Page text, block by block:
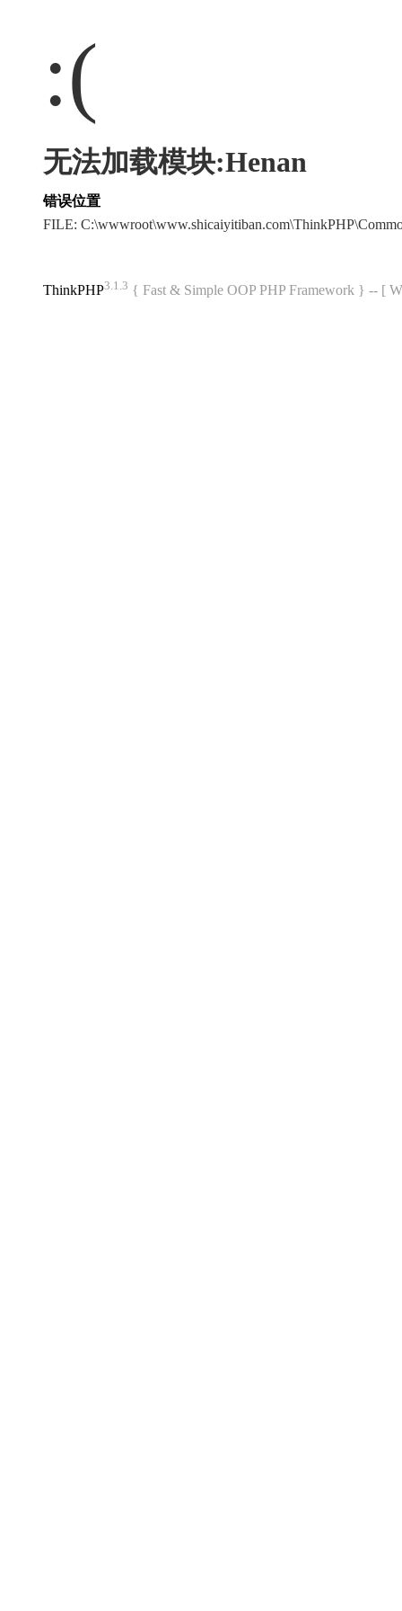
:(
无法加载模块:Henan
错误位置
FILE:
ThinkPHP3.1.3 { Fast & Simple OOP PHP Framework } -- [